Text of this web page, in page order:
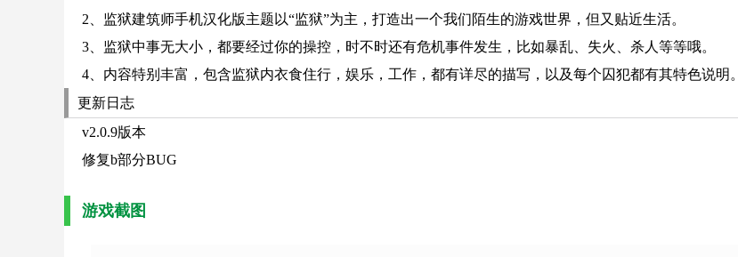
2、监狱建筑师手机汉化版主题以“监狱”为主，打造出一个我们陌生的游戏世界，但又贴近生活。
3、监狱中事无大小，都要经过你的操控，时不时还有危机事件发生，比如暴乱、失火、杀人等等哦。
4、内容特别丰富，包含监狱内衣食住行，娱乐，工作，都有详尽的描写，以及每个囚犯都有其特色说明。
更新日志
v2.0.9版本
修复b部分BUG
游戏截图